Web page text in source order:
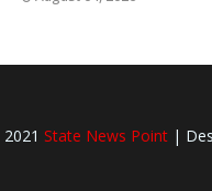
State News Point |